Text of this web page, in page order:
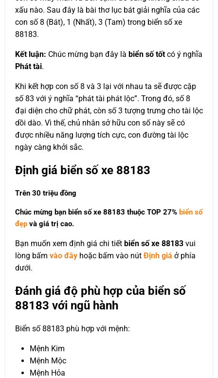
xấu nào. Sau đây là bài thơ lục bát giải nghĩa của các
con số 8 (Bát), 1 (Nhất), 3 (Tam) trong biển số xe
88183.
Kết luận: Chúc mừng bạn đây là biển số tốt có ý nghĩa
Phát tài.
Khi kết hợp con số 8 và 3 lại với nhau ta sẽ được cặp
số 83 với ý nghĩa “phát tài phát lộc”. Trong đó, số 8
đại diện cho chữ phát, còn số 3 tượng trưng cho tài lộc
dồi dào. Vì thế, chủ nhân sở hữu con số này sẽ có
được nhiều năng lượng tích cực, con đường tài lộc
ngày càng khởi sắc.
Định giá biển số xe 88183
Trên 30 triệu đồng
Chúc mừng bạn biển số xe 88183 thuộc TOP 27% biển số
đẹp và giá trị cao.
Bạn muốn xem định giá chi tiết biển số xe 88183 vui
lòng bấm vào đây hoặc bấm vào nút Định giá ở phía
dưới.
Đánh giá độ phù hợp của biển số
88183 với ngũ hành
Biển số 88183 phù hợp với mệnh:
Mệnh Kim
Mệnh Mộc
Mệnh Hỏa